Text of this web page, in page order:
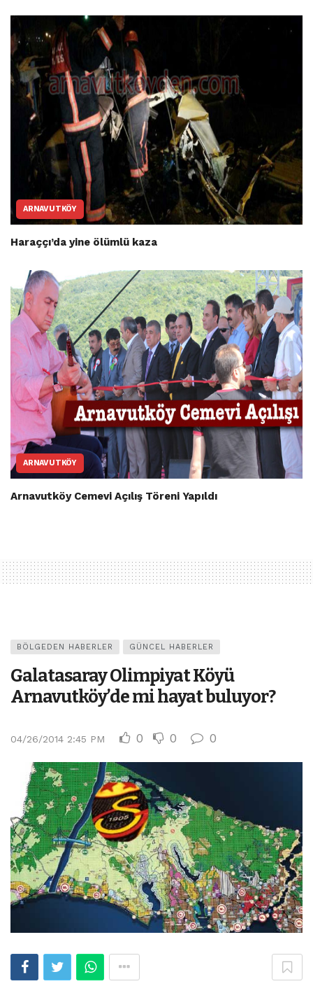
ARNAVUTKÖY
Haraççı’da yine ölümlü kaza
ARNAVUTKÖY
Arnavutköy Cemevi Açılış Töreni Yapıldı
BÖLGEDEN HABERLER GÜNCEL HABERLER
Galatasaray Olimpiyat Köyü
Arnavutköy’de mi hayat buluyor?
04/26/2014 2:45 PM 0 0 0